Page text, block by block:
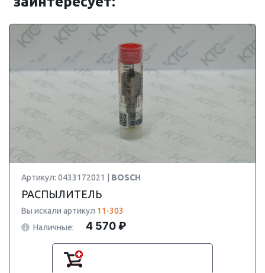
Артикул: 0433172021 | BOSCH
РАСПЫЛИТЕЛЬ
Вы искали артикул 11-303
Наличные:
4 570 ₽